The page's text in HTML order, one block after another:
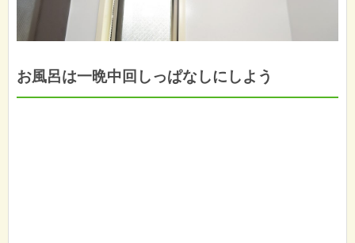
お風呂は一晩中回しっぱなしにしよう